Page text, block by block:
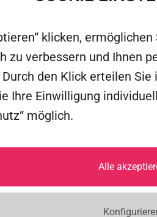
klicken,
zu verbessern und Ihnen
den Klick erteilen
Ihre Einwilligung
möglich.
Alle